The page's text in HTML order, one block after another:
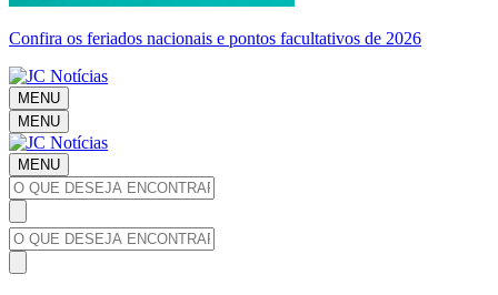
Confira os feriados nacionais e pontos facultativos de 2026
MENU
MENU
MENU